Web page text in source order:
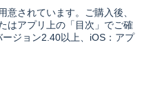
されています。ご購入後、
はアプリ上の「目次」でご確
ジョン2.40以上、iOS：アプ
標を見るだろうか。個別の企